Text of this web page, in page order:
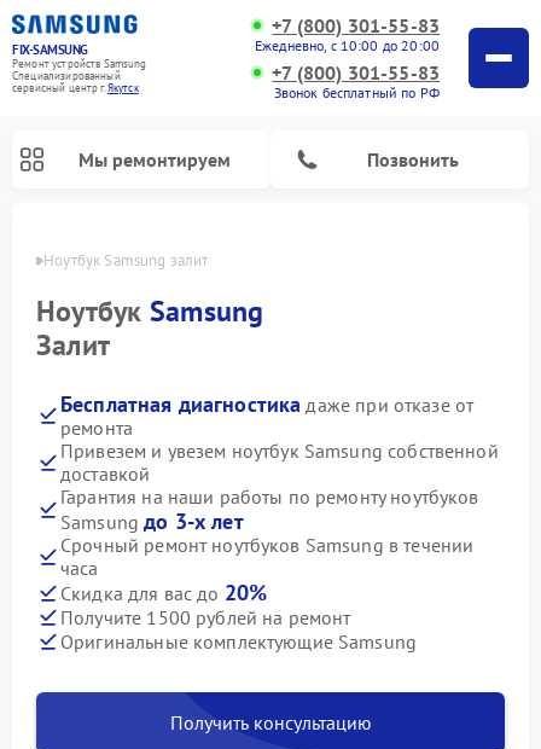
FIX-SAMSUNG
Ремонт устройств Samsung
Специализированный
cервисный центр г.Якутск
+7 (800) 301-55-83
Ежедневно, с 10:00 до 20:00
+7 (800) 301-55-83
Звонок бесплатный по РФ
Мы ремонтируем Позвонить
Ноутбук Samsung залит
Ноутбук Samsung
Залит
Бесплатная диагностика даже при отказе от
ремонта
Привезем и увезем ноутбук Samsung собственной
доставкой
Гарантия на наши работы по ремонту ноутбуков
Samsungдо 3-х лет
Срочный ремонт ноутбуков Samsung в течении
часа
Скидка для вас до 20%
Получите 1500 рублей на ремонт
Оригинальные комплектующие Samsung
Получить консультацию